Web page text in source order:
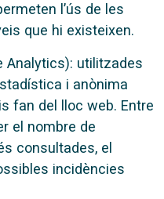
l’ús de les
que hi existeixen.
Analytics): utilitzades
i anònima
fan del lloc web. Entre
el nombre de
consultades, el
incidències